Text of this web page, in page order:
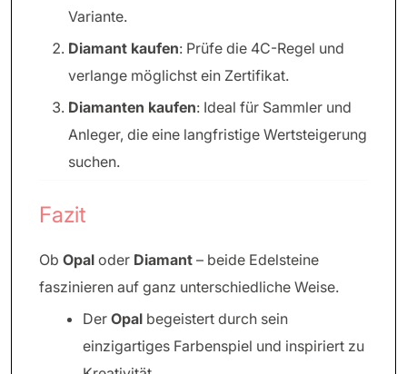
Variante.
Diamant kaufen: Prüfe die 4C-Regel und
verlange möglichst ein Zertifikat.
Diamanten kaufen: Ideal für Sammler und
Anleger, die eine langfristige Wertsteigerung
suchen.
Fazit
Ob Opal oder Diamant – beide Edelsteine
faszinieren auf ganz unterschiedliche Weise.
Der Opal begeistert durch sein
einzigartiges Farbenspiel und inspiriert zu